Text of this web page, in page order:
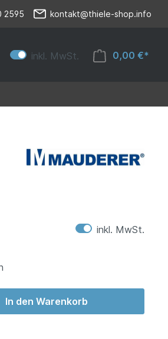
2595 kontakt@thiele-shop.info
inkl. MwSt. 0,00 €*
inkl. MwSt.
In den Warenkorb